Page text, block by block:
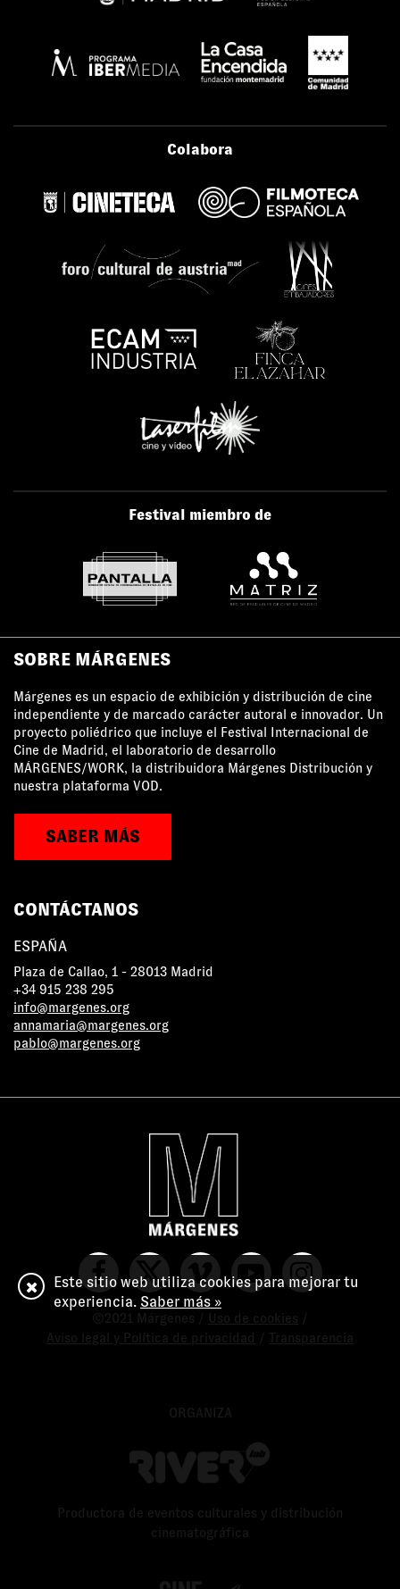
Colabora
Festival miembro de
SOBRE MÁRGENES
Márgenes es un espacio de exhibición y distribución de cine
independiente y de marcado carácter autoral e innovador. Un
proyecto poliédrico que incluye el Festival Internacional de
Cine de Madrid, el laboratorio de desarrollo
MÁRGENES/WORK, la distribuidora Márgenes Distribución y
nuestra plataforma VOD.
SABER MÁS
CONTÁCTANOS
ESPAÑA
Plaza de Callao, 1 - 28013 Madrid
+34 915 238 295
info@margenes.org
annamaria@margenes.org
pablo@margenes.org
©2021 Márgenes / Uso de cookies
Aviso legal y Política de privacidad
Transparencia
ORGANIZA
Productora de eventos culturales y distribución
cinematográfica
Este sitio web utiliza cookies para mejorar tu
experiencia. Saber más »